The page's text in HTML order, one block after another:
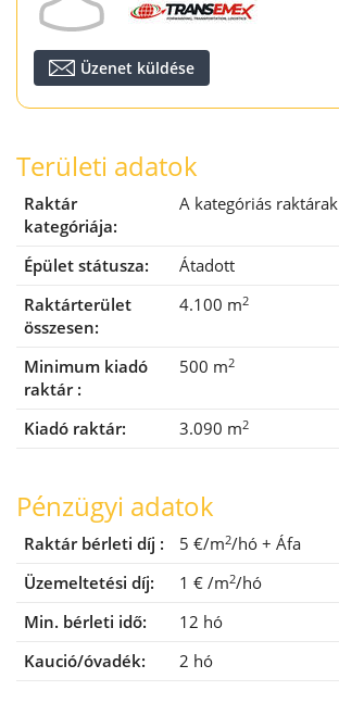
Üzenet küldése
Területi adatok
Raktár
kategóriája:
A kategóriás raktárak
Épület státusza:
Átadott
Raktárterület
összesen:
4.100 m2
Minimum kiadó
raktár :
500 m2
Kiadó raktár: 3.090 m2
Pénzügyi adatok
Raktár bérleti díj : 5 €/m2/hó + Áfa
Üzemeltetési díj:
1 € /m2/hó
Min. bérleti idő:
12 hó
Kaució/óvadék:
2 hó